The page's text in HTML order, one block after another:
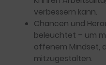
verbessern kann.
Chancen und
beleuchtet – um
offenem Mindset,
mitzugestalten.